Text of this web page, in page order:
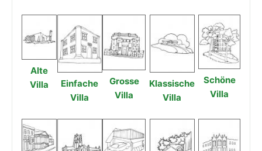
Alte
Villa
Einfache
Villa
Grosse
Villa
Klassische
Villa
Schöne
Villa